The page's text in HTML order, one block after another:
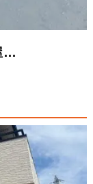
...